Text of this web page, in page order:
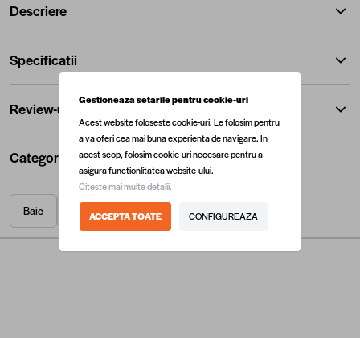
Descriere
Specificatii
Review-uri
Categorii utile
Baie Cazi cu hidromasaj Cazi de baie
Gestioneaza setarile pentru cookie-uri
Acest website foloseste cookie-uri. Le folosim pentru
a va oferi cea mai buna experienta de navigare. In
acest scop, folosim cookie-uri necesare pentru a
asigura functionlitatea website-ului.
Citeste mai multe detalii.
ACCEPTA TOATE CONFIGUREAZA